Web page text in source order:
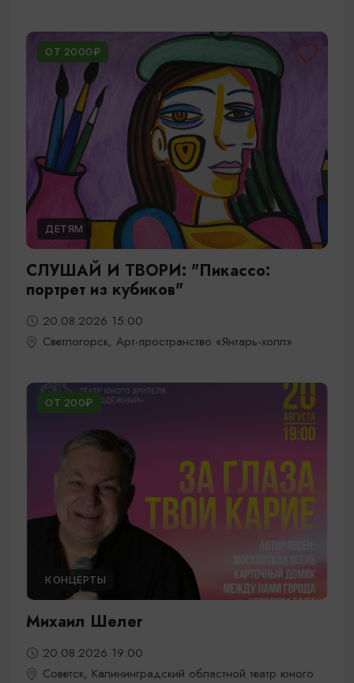
ОТ 2000₽
ДЕТЯМ
СЛУШАЙ И ТВОРИ: "Пикассо:
портрет из кубиков"
20.08.2026 15:00
Светлогорск, Арт-пространство «Янтарь-холл»
ОТ 200₽
КОНЦЕРТЫ
Михаил Шелег
20.08.2026 19:00
Советск, Калининградский областной театр юного